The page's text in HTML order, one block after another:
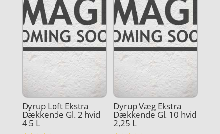
Dyrup Loft Ekstra
Dækkende Gl. 2 hvid
4,5 L
Dyrup Væg Ekstra
Dækkende Gl. 10 hvid
2,25 L